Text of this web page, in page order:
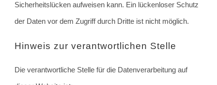
Sicherheitslücken aufweisen kann. Ein lückenloser Schutz
der Daten vor dem Zugriff durch Dritte ist nicht möglich.
Hinweis zur verantwortlichen Stelle
Die verantwortliche Stelle für die Datenverarbeitung auf